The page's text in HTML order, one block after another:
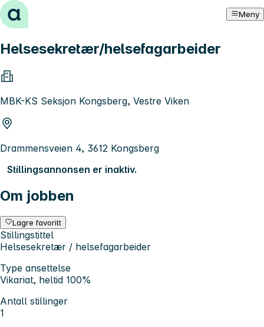
Hopp til innhold Meny
Helsesekretær/helsefagarbeider
MBK-KS Seksjon Kongsberg, Vestre Viken
Drammensveien 4, 3612 Kongsberg
Stillingsannonsen er inaktiv.
Om jobben
Lagre favoritt
Stillingstittel
Helsesekretær / helsefagarbeider
Type ansettelse
Vikariat, heltid 100%
Antall stillinger
1